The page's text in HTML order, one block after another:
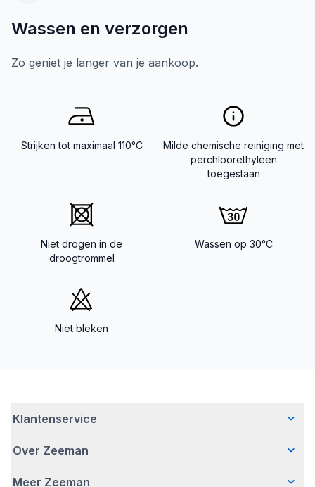
Wassen en verzorgen
Zo geniet je langer van je aankoop.
Strijken tot maximaal 110°C
Milde chemische reiniging met
perchloorethyleen
toegestaan
Niet drogen in de
droogtrommel
Wassen op 30°C
Niet bleken
Klantenservice
Veelgestelde vragen
Over Zeeman
Meer Zeeman